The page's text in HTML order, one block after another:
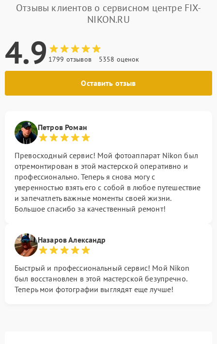
Отзывы клиентов о сервисном центре FIX-
NIKON.RU
4.9 1799 отзывов 5358 оценок
Оставить отзыв
Петров Роман
Превосходный сервис! Мой фотоаппарат Nikon был
отремонтирован в этой мастерской оперативно и
профессионально. Теперь я снова могу с
уверенностью взять его с собой в любое путешествие
и запечатлеть важные моменты своей жизни.
Большое спасибо за качественный ремонт!
Назаров Александр
Быстрый и профессиональный сервис! Мой Nikon
был восстановлен в этой мастерской безупречно.
Теперь мои фотографии выглядят еще лучше!